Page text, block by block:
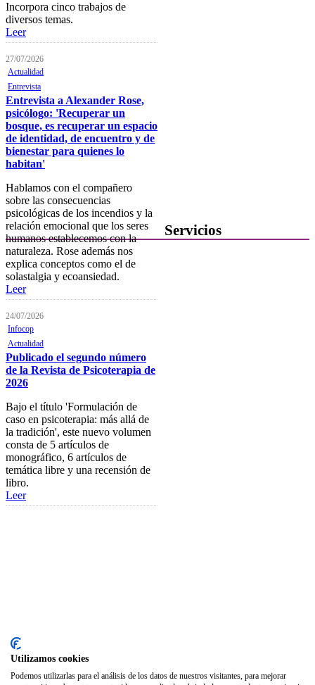
Incorpora cinco trabajos de
diversos temas.
Leer
27/07/2026
Actualidad
Entrevista
Entrevista a Alexander Rose,
psicólogo: 'Recuperar un
bosque, es recuperar un espacio
de identidad, de encuentro y de
bienestar para quienes lo
habitan'
Hablamos con el compañero
sobre las consecuencias
psicológicas de los incendios y la
relación emocional que los seres
humanos establecemos con la
naturaleza. Rose además nos
explica conceptos como el de
solastalgia y ecoansiedad.
Leer
24/07/2026
Infocop
Actualidad
Publicado el segundo número
de la Revista de Psicoterapia de
2026
Bajo el título 'Formulación de
caso en psicoterapia: más allá de
la tradición', este nuevo volumen
consta de 5 artículos de
monográfico, 6 artículos de
temática libre y una recensión de
libro.
Leer
Servicios
Correo electrónico
Utilizamos cookies
Podemos utilizarlas para el análisis de los datos de nuestros visitantes, para mejorar